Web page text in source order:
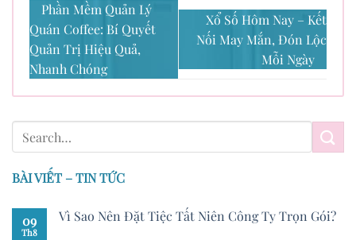
Phần Mềm Quản Lý
Quán Coffee: Bí Quyết
Quản Trị Hiệu Quả,
Nhanh Chóng
Xổ Số Hôm Nay – Kết
Nối May Mắn, Đón Lộc
Mỗi Ngày
BÀI VIẾT – TIN TỨC
09
Th8
Vì Sao Nên Đặt Tiệc Tất Niên Công Ty Trọn Gói?